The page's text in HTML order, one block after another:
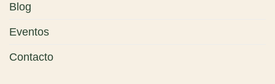
Blog
Eventos
Contacto